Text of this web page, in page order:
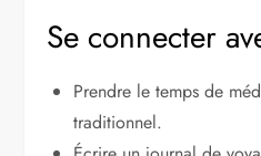
Se connecter
Prendre le temps de
traditionnel.